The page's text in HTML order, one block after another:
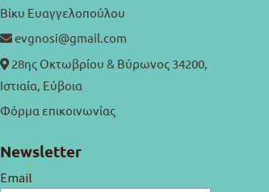
Βίκυ Ευαγγελοπούλου
evgnosi@gmail.com
28ης Οκτωβρίου & Βύρωνος 34200,
Ιστιαία, Εύβοια
Φόρμα επικοινωνίας
Newsletter
Email